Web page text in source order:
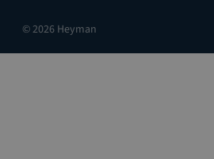
© 2026 Heyman